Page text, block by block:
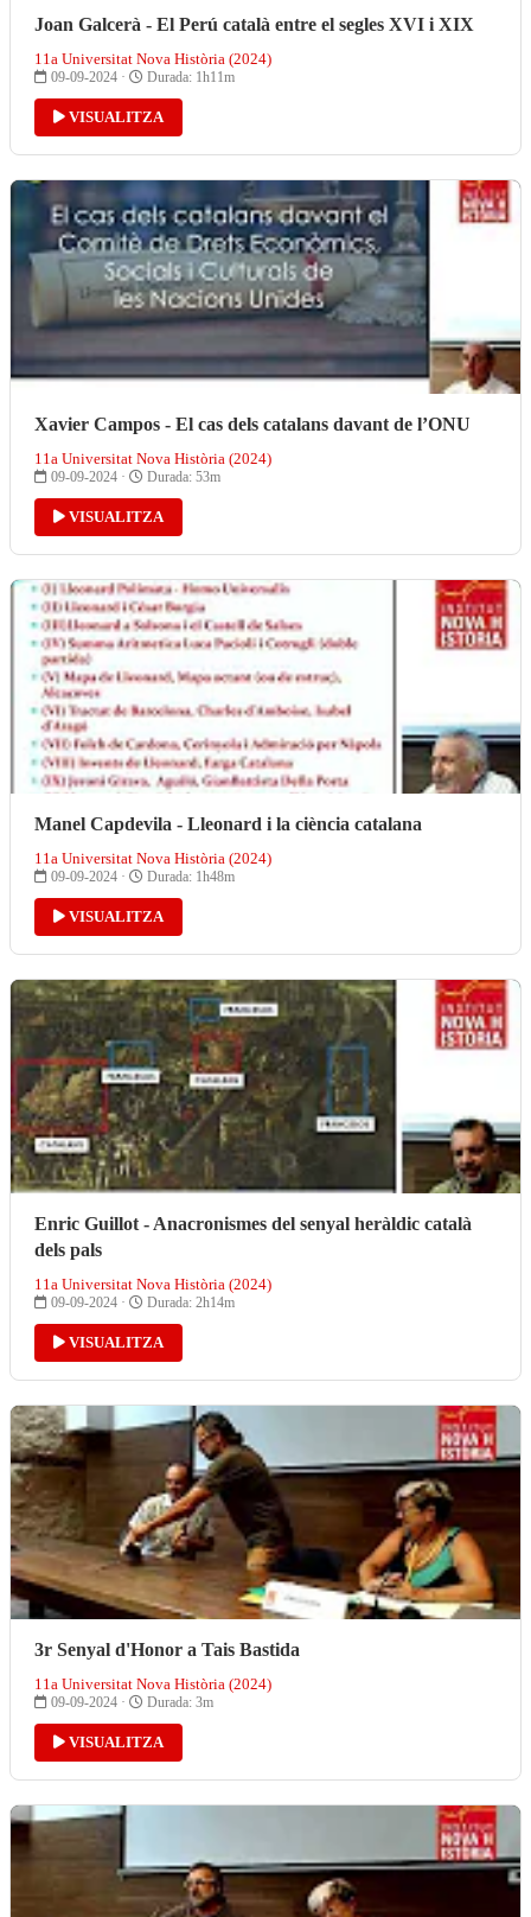
Joan Galcerà - El Perú català entre el segles XVI i XIX
11a Universitat Nova Història (2024)
09-09-2024 · Durada: 1h11m
VISUALITZA
Xavier Campos - El cas dels catalans davant de l’ONU
11a Universitat Nova Història (2024)
09-09-2024 · Durada: 53m
VISUALITZA
Manel Capdevila - Lleonard i la ciència catalana
11a Universitat Nova Història (2024)
09-09-2024 · Durada: 1h48m
VISUALITZA
Enric Guillot - Anacronismes del senyal heràldic català
dels pals
11a Universitat Nova Història (2024)
09-09-2024 · Durada: 2h14m
VISUALITZA
3r Senyal d'Honor a Tais Bastida
11a Universitat Nova Història (2024)
09-09-2024 · Durada: 3m
VISUALITZA